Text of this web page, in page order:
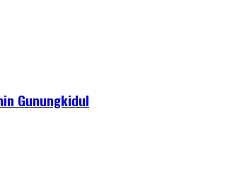
Gunungkidul